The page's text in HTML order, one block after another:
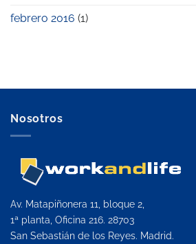
febrero 2016 (1)
Nosotros
Av. Matapiñonera 11, bloque 2,
1ª planta, Oficina 216. 28703
San Sebastián de los Reyes. Madrid.